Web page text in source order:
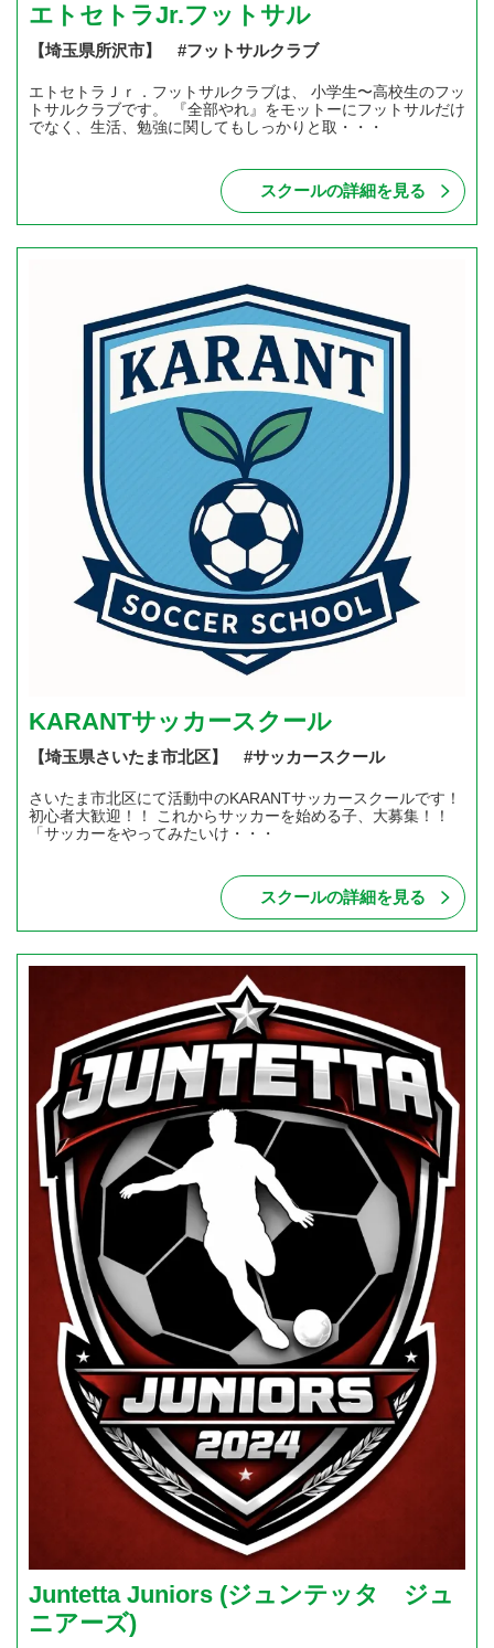
エトセトラJr.フットサル
【埼玉県所沢市】 #フットサルクラブ
エトセトラＪｒ．フットサルクラブは、 小学生〜高校生のフッ
トサルクラブです。 『全部やれ』をモットーにフットサルだけ
でなく、生活、勉強に関してもしっかりと取・・・
スクールの詳細を見る
KARANTサッカースクール
【埼玉県さいたま市北区】 #サッカースクール
さいたま市北区にて活動中のKARANTサッカースクールです！
初心者大歓迎！！ これからサッカーを始める子、大募集！！
「サッカーをやってみたいけ・・・
スクールの詳細を見る
Juntetta Juniors (ジュンテッタ ジュ
ニアーズ)